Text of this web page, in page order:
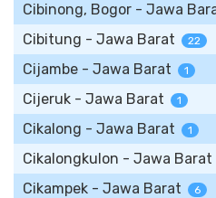
Cibinong, Bogor - Jawa
Cibitung - Jawa Barat 22
Cijambe - Jawa Barat 1
Cijeruk - Jawa Barat 1
Cikalong - Jawa Barat 1
Cikalongkulon - Jawa Barat
Cikampek - Jawa Barat 6